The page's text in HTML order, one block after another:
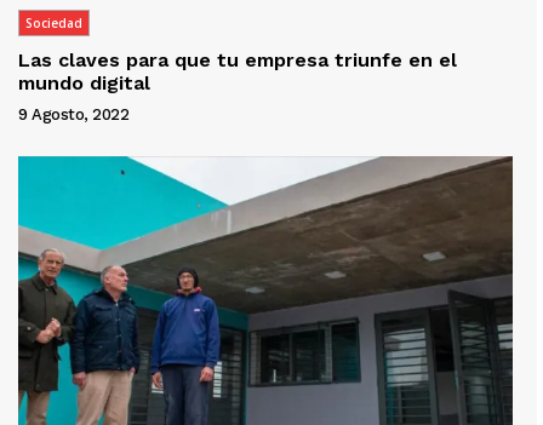
Sociedad
Las claves para que tu empresa triunfe en el
mundo digital
9 Agosto, 2022